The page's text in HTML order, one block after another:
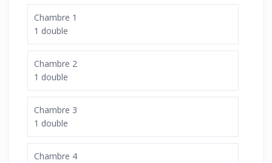
Chambre 1
1 double
Chambre 2
1 double
Chambre 3
1 double
Chambre 4